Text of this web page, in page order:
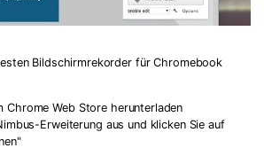
Bildschirmrekorder für Chromebook
Chrome Web Store herunterladen
Erweiterung aus und klicken Sie auf